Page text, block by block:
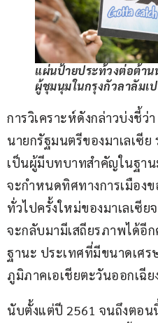
แผ่นป้ายประท้วงต่อต้าน
ผู้ชุมนุมในกรุงกัวลาลัมเ
การวิเคราะห์ดังกล่าวบ่งชี้ว่
นายกรัฐมนตรีของมาเลเซีย
เป็นผู้มีบทบาทสำคัญในฐา
จะกำหนดทิศทางการเมืองข
ทั่วไปครั้งใหม่ของมาเลเซีย
จะกลับมามีเสถียรภาพได้อี
ฐานะ ประเทศที่มีขนาดเศ
ภูมิภาคเอเชียตะวันออกเฉีย
นับตั้งแต่ปี 2561 จนถึงตอน